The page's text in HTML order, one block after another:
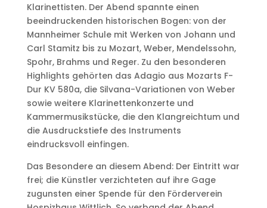
Klarinettisten. Der Abend spannte einen
beeindruckenden historischen Bogen: von der
Mannheimer Schule mit Werken von Johann und
Carl Stamitz bis zu Mozart, Weber, Mendelssohn,
Spohr, Brahms und Reger. Zu den besonderen
Highlights gehörten das Adagio aus Mozarts F-
Dur KV 580a, die Silvana-Variationen von Weber
sowie weitere Klarinettenkonzerte und
Kammermusikstücke, die den Klangreichtum und
die Ausdruckstiefe des Instruments
eindrucksvoll einfingen.
Das Besondere an diesem Abend: Der Eintritt war
frei; die Künstler verzichteten auf ihre Gage
zugunsten einer Spende für den Förderverein